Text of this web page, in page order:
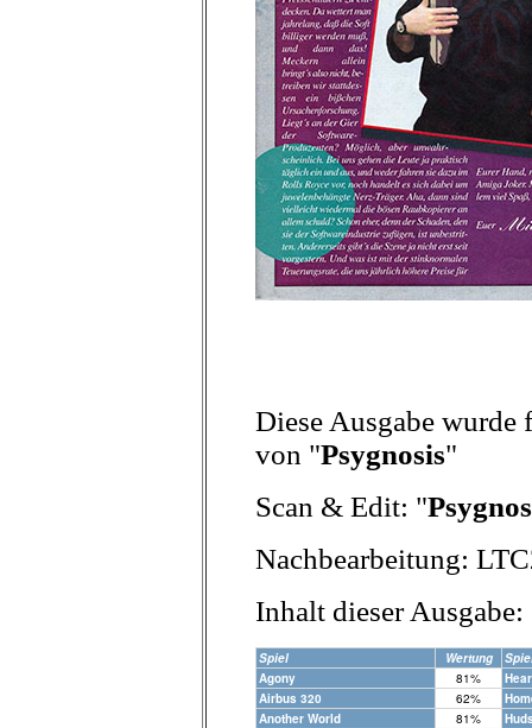
Diese Ausgabe wurde
von "Psygnosis"
Scan & Edit: "
Nachbearbeitung:
Inhalt dieser Ausgabe:
Spiel Wertung
Agony
81%
Airbus 320
62%
Another World
81%